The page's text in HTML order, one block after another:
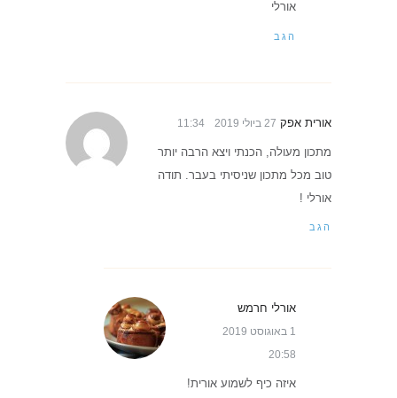
אורלי
הגב
אורית אפק 27 ביולי 2019 11:34
מתכון מעולה, הכנתי ויצא הרבה יותר
טוב מכל מתכון שניסיתי בעבר. תודה
אורלי !
הגב
אורלי חרמש
1 באוגוסט 2019
20:58
איזה כיף לשמוע אורית!